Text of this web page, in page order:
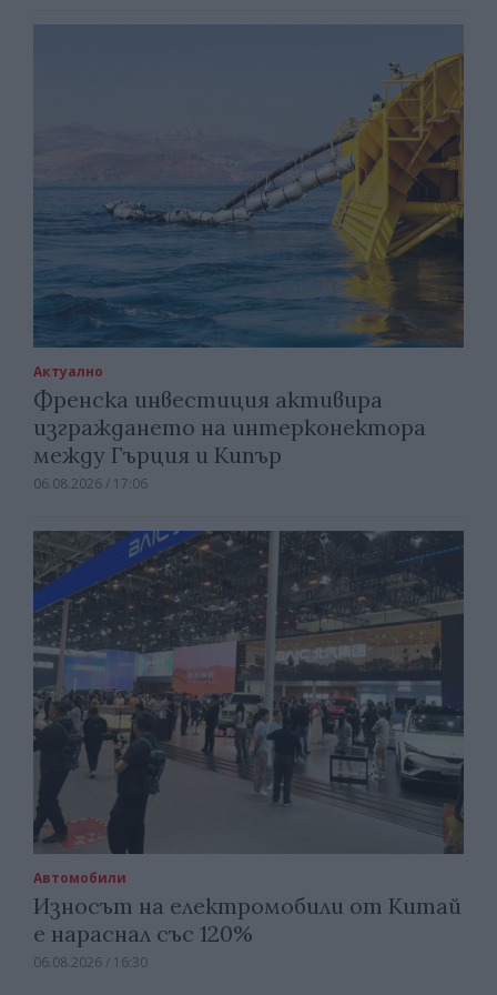
Актуално
Френска инвестиция активира
изграждането на интерконектора
между Гърция и Кипър
06.08.2026 / 17:06
Автомобили
Износът на електромобили от Китай
е нараснал със 120%
06.08.2026 / 16:30